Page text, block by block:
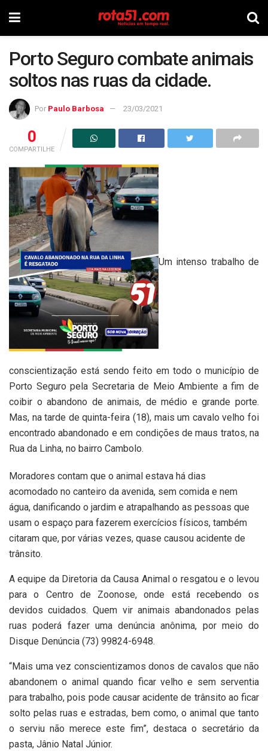
Porto Seguro combate animais
soltos nas ruas da cidade.
Por Paulo Barbosa 23/03/2021
0
COMPARTILHE
Um intenso trabalho de
conscientização está sendo feito em todo o município de
Porto Seguro pela Secretaria de Meio Ambiente a fim de
coibir o abandono de animais, de médio e grande porte.
Mas, na tarde de quinta-feira (18), mais um cavalo velho foi
encontrado abandonado e em condições de maus tratos, na
Rua da Linha, no bairro Cambolo.
Moradores contam que o animal estava há dias
acomodado no canteiro da avenida, sem comida e nem
água, danificando o jardim e atrapalhando as pessoas que
usam o espaço para fazerem exercícios físicos, também
citaram que, por várias vezes, quase causou acidente de
trânsito.
A equipe da Diretoria da Causa Animal o resgatou e o levou
para o Centro de Zoonose, onde está recebendo os
devidos cuidados. Quem vir animais abandonados pelas
ruas poderá fazer uma denúncia anônima, por meio do
Disque Denúncia (73) 99824-6948.
“Mais uma vez conscientizamos donos de cavalos que não
abandonem o animal quando ficar velho e sem serventia
para trabalho, pois pode causar acidente de trânsito ao ficar
solto pelas ruas e estradas, bem como, o animal que tanto
o serviu não merece este fim”, destaca o secretário da
pasta, Jânio Natal Júnior.